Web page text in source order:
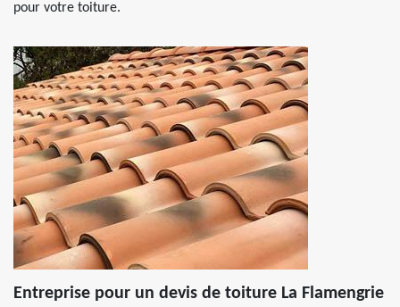
pour votre toiture.
Entreprise pour un devis de toiture La Flamengrie